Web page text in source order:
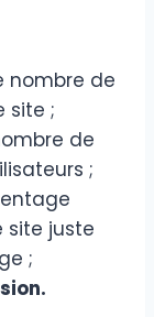
nombre de
site ;
de
;
site juste
;